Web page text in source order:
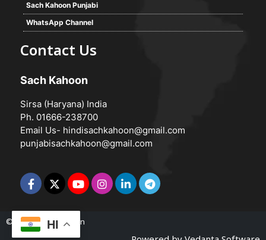
Sach Kahoon Punjabi
WhatsApp Channel
Contact Us
Sach Kahoon
Sirsa (Haryana) India
Ph. 01666-238700
Email Us- hindisachkahoon@gmail.com
punjabisachkahoon@gmail.com
© 2026 -Sach Kahoon
HI